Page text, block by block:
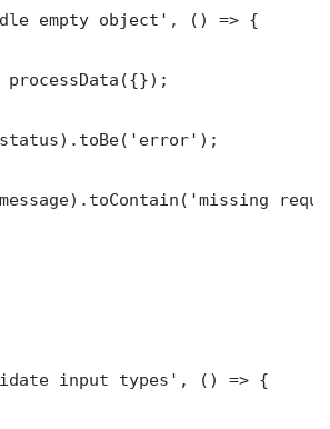
empty object', () => {
input types', () => {